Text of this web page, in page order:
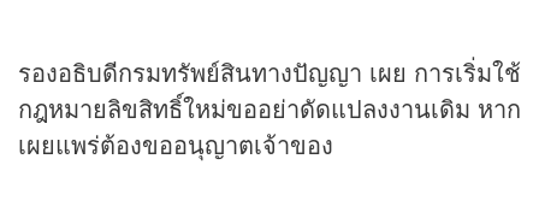
รองอธิบดีกรมทรัพย์สินทางปัญญา เผย การเริ่มใช้
กฎหมายลิขสิทธิ์ใหม่ขออย่าดัดแปลงงานเดิม หาก
เผยแพร่ต้องขออนุญาตเจ้าของ